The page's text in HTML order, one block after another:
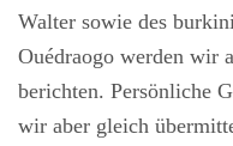
Walter sowie des
Ouédraogo werden wir
berichten. Persönliche
wir aber gleich